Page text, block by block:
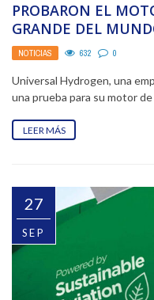
PROBARON EL
GRANDE DEL
REVOLUCIONAR A
NOTICIAS 632 0
Universal Hydrogen, una
una prueba para su motor
LEER MÁS
27
SEP